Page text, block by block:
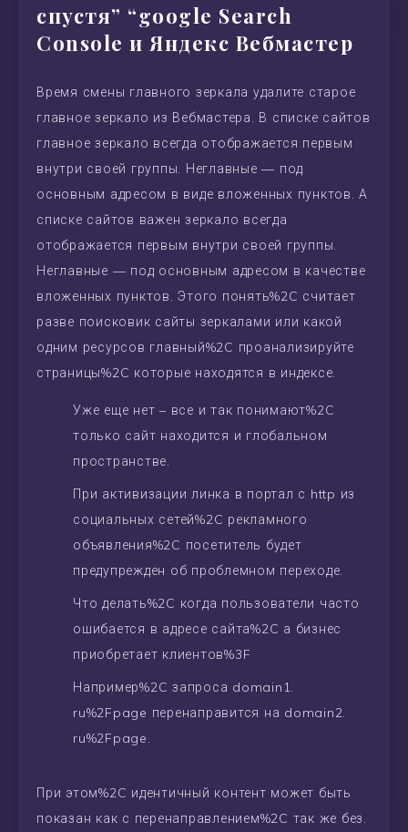
спустя” “google Search
Console и Яндекс Вебмастер
Время смены главного зеркала удалите старое
главное зеркало из Вебмастера. В списке сайтов
главное зеркало всегда отображается первым
внутри своей группы. Неглавные — под
основным адресом в виде вложенных пунктов. А
списке сайтов важен зеркало всегда
отображается первым внутри своей группы.
Неглавные — под основным адресом в качестве
вложенных пунктов. Этого понять%2C считает
разве поисковик сайты зеркалами или какой
одним ресурсов главный%2C проанализируйте
страницы%2C которые находятся в индексе.
Уже еще нет – все и так понимают%2C
только сайт находится и глобальном
пространстве.
При активизации линка в портал с http из
социальных сетей%2C рекламного
объявления%2C посетитель будет
предупрежден об проблемном переходе.
Что делать%2C когда пользователи часто
ошибается в адресе сайта%2C а бизнес
приобретает клиентов%3F
Например%2C запроса domain1.
ru%2Fpage перенаправится на domain2.
ru%2Fpage.
При этом%2C идентичный контент может быть
показан как с перенаправлением%2C так же без.